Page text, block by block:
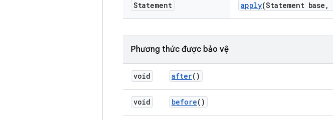
Statement apply(Statement base ,
Phương thức được bảo vệ
void after()
void before()